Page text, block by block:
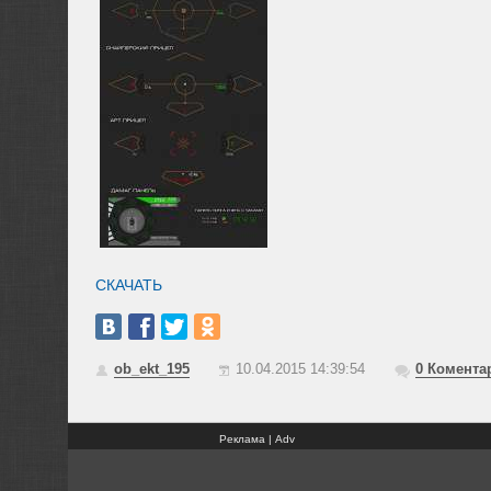
СКАЧАТЬ
ob_ekt_195 10.04.2015 14:39:54 0
Реклама | Adv